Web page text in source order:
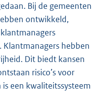
Bij de gemeenten
ontwikkeld,
hebben
Dit biedt kansen
risico’s voor
een kwaliteitssysteem